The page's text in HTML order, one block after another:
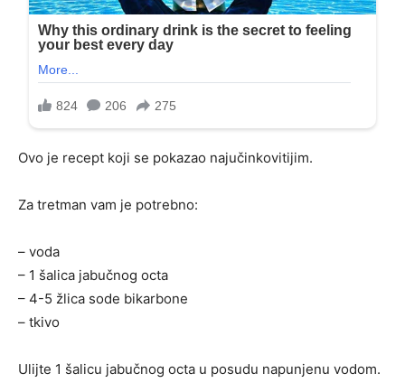
Ovo je recept koji se pokazao najučinkovitijim.
Za tretman vam je potrebno:
– voda
– 1 šalica jabučnog octa
– 4-5 žlica sode bikarbone
– tkivo
Ulijte 1 šalicu jabučnog octa u posudu napunjenu vodom.